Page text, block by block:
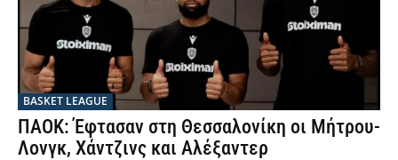
BASKET LEAGUE
ΠΑΟΚ: Έφτασαν στη Θεσσαλονίκη οι Μήτρου-
Λονγκ, Χάντζινς και Αλέξαντερ